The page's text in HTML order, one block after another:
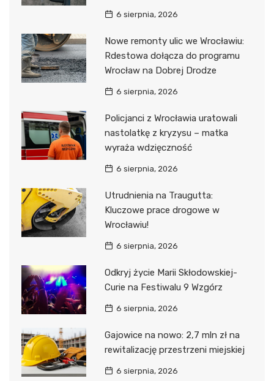
6 sierpnia, 2026
Nowe remonty ulic we Wrocławiu:
Rdestowa dołącza do programu
Wrocław na Dobrej Drodze
6 sierpnia, 2026
Policjanci z Wrocławia uratowali
nastolatkę z kryzysu – matka
wyraża wdzięczność
6 sierpnia, 2026
Utrudnienia na Traugutta:
Kluczowe prace drogowe w
Wrocławiu!
6 sierpnia, 2026
Odkryj życie Marii Skłodowskiej-
Curie na Festiwalu 9 Wzgórz
6 sierpnia, 2026
Gajowice na nowo: 2,7 mln zł na
rewitalizację przestrzeni miejskiej
6 sierpnia, 2026